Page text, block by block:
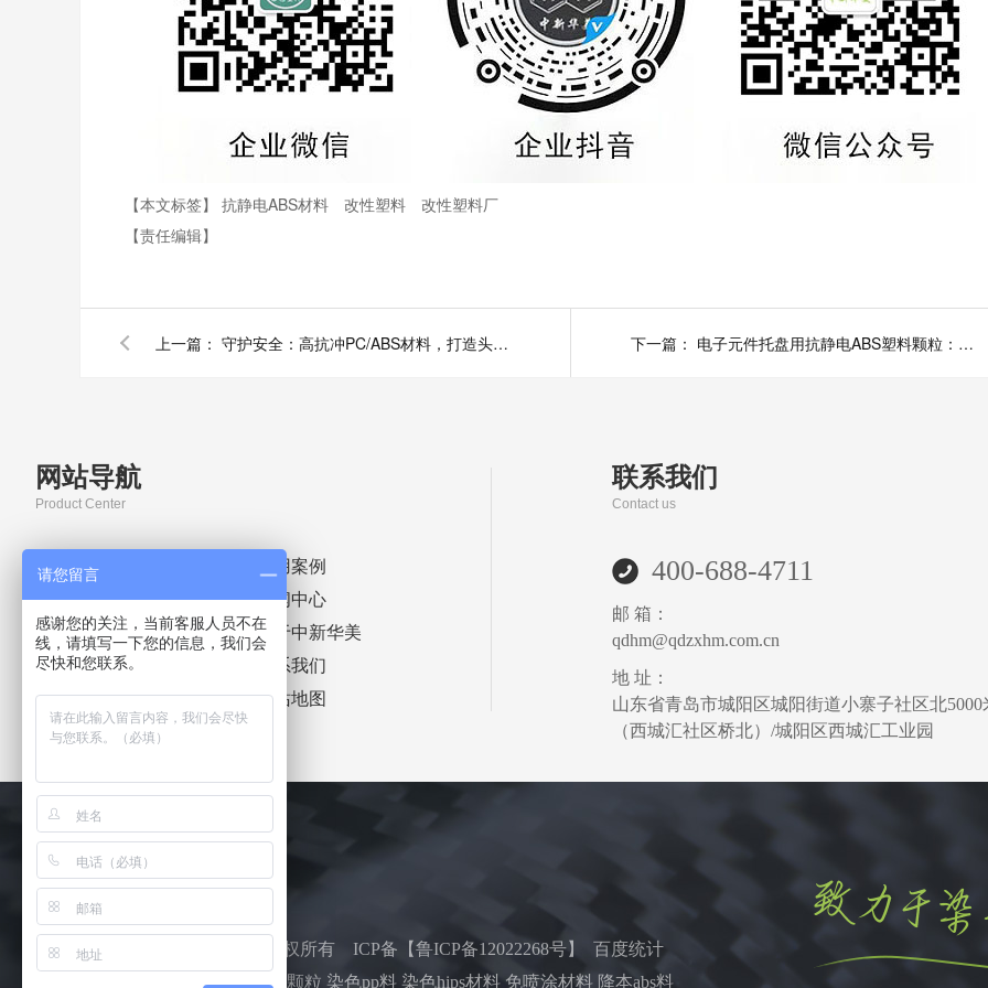
【本文标签】 抗静电ABS材料 改性塑料
改性塑料厂
【责任编辑】
上一篇： 守护安全：高抗冲PC/ABS材料，打造头盔的坚固盾牌 下一篇： 电子元件托盘用抗静电ABS塑料颗粒：守护精密元件的“安全卫士
网站导航
Product Center
首页
应用案例
染色塑料颗粒
新闻中心
免喷涂塑料颗粒
关于中新华美
产品中心
联系我们
定制实力
网站地图
联系我们
Contact us
400-688-4711
邮 箱：
qdhm@qdzxhm.com.cn
地 址：
山东省青岛市城阳区城阳街道小寨子社区北5000
（西城汇社区桥北）/城阳区西城汇工业园
青岛中新华美塑料有限公司：版权所有 ICP备【鲁ICP备12022268号】 百度统计
主营：染色塑料颗粒 免喷涂塑料颗粒 染色pp料 染色hips材料 免喷涂材料 降本abs料
请您留言
感谢您的关注，当前客服人员不在
线，请填写一下您的信息，我们会
尽快和您联系。